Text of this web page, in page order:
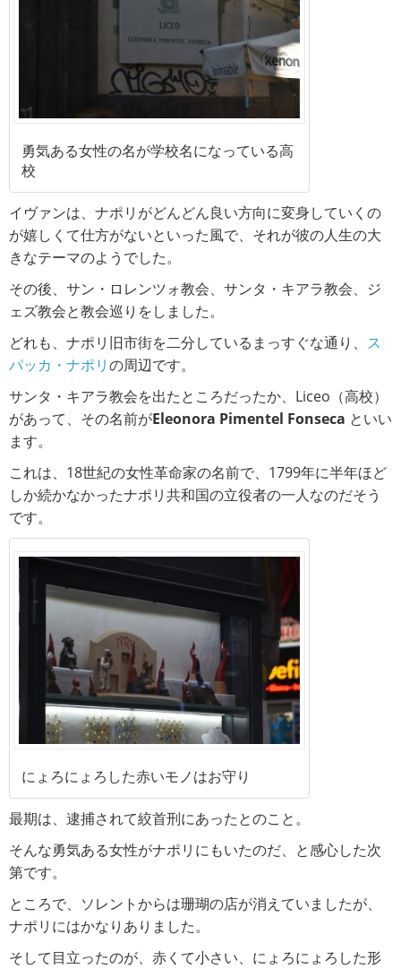
勇気ある女性の名が学校名になっている高
校
イヴァンは、ナポリがどんどん良い方向に変身していくの
が嬉しくて仕方がないといった風で、それが彼の人生の大
きなテーマのようでした。
その後、サン・ロレンツォ教会、サンタ・キアラ教会、ジ
ェズ教会と教会巡りをしました。
どれも、ナポリ旧市街を二分しているまっすぐな通り、 ス
パッカ・ナポリの周辺です。
サンタ・キアラ教会を出たところだったか、Liceo（高校）
があって、その名前がEleonora Pimentel Fonseca といい
ます。
これは、18世紀の女性革命家の名前で、1799年に半年ほど
しか続かなかったナポリ共和国の立役者の一人なのだそう
です。
にょろにょろした赤いモノはお守り
最期は、逮捕されて絞首刑にあったとのこと。
そんな勇気ある女性がナポリにもいたのだ、と感心した次
第です。
ところで、ソレントからは珊瑚の店が消えていましたが、
ナポリにはかなりありました。
そして目立ったのが、赤くて小さい、にょろにょろした形